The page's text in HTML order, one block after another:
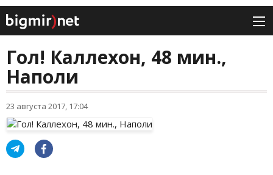
Гол! Каллехон, 48 мин.,
Наполи
23 августа 2017, 17:04